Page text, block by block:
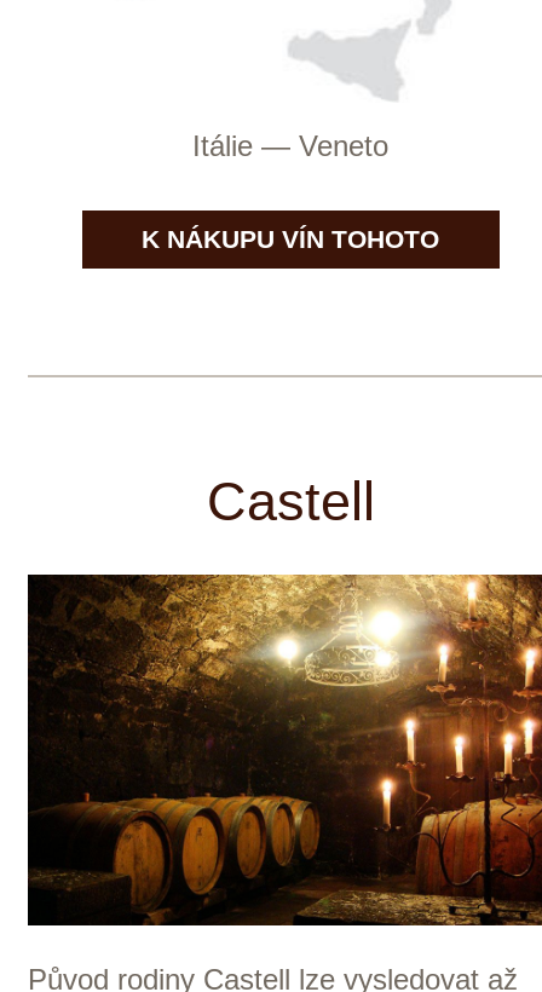
hroznů odrůdy Glera. Rodinné vinařství
zde produkuje prosecco ve všech
variantách: od DOC Treviso a DOCG, až
DOCG a 6 hektarů DOC Treviso), které
láhve vína, ale také vášeň a lásku, které
rodina do svých vín vkládá již 40 let.
Itálie — Veneto
K NÁKUPU VÍN TOHOTO
VINAŘSTVÍ
Decordi